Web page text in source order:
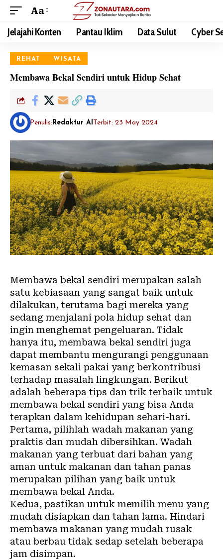
Aa
Jelajahi Konten Pantau Iklim Data Sulut Cyber
REHAT WISATA
Membawa Bekal Sendiri untuk Hidup Sehat
Penulis: Redaktur AI Terbit: 23 May 2024
Membawa bekal sendiri merupakan salah
satu kebiasaan yang sangat baik untuk
dilakukan, terutama bagi mereka yang
sedang menjalani pola hidup sehat dan
ingin menghemat pengeluaran. Tidak
hanya itu, membawa bekal sendiri juga
dapat membantu mengurangi penggunaan
kemasan sekali pakai yang berkontribusi
terhadap masalah lingkungan. Berikut
adalah beberapa tips dan trik terbaik untuk
membawa bekal sendiri yang bisa Anda
terapkan dalam kehidupan sehari-hari.
Pertama, pilihlah wadah makanan yang
praktis dan mudah dibersihkan. Wadah
makanan yang terbuat dari bahan yang
aman untuk makanan dan tahan panas
merupakan pilihan yang baik untuk
membawa bekal Anda.
Kedua, pastikan untuk memilih menu yang
mudah disiapkan dan tahan lama. Hindari
membawa makanan yang mudah rusak
atau berbau tidak sedap setelah beberapa
jam disimpan.